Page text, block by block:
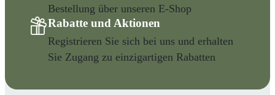
Bestellung über unseren E-Shop
Rabatte und Aktionen
Registrieren Sie sich bei uns und erhalten
Sie Zugang zu einzigartigen Rabatten